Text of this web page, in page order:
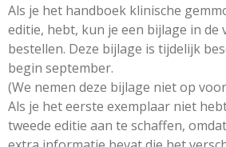
Als je het handboek klinische
editie, hebt, kun je een bijlage in de
bestellen. Deze bijlage is tijdelijk
begin september.
(We nemen deze bijlage niet op
Als je het eerste exemplaar niet
tweede editie aan te schaffen,